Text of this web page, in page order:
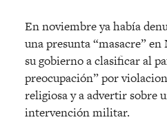
En noviembre ya había
una presunta “masacre”
su gobierno a clasificar al
preocupación” por
religiosa y a advertir sobre
intervención militar.